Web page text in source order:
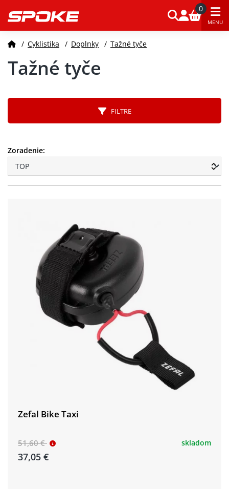
0
MENU
/ Cyklistika / Doplnky / Tažné tyče
Tažné tyče
FILTRE
Zoradenie:
Zefal Bike Taxi
51,60 €
37,05 €
skladom